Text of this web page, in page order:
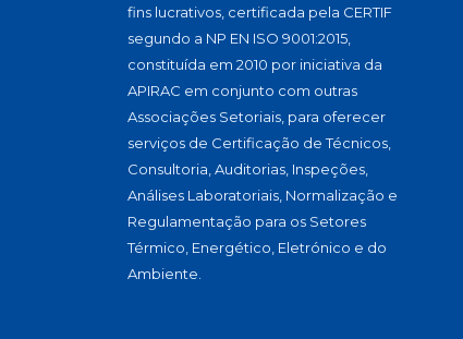
fins lucrativos, certificada pela CERTIF
segundo a NP EN ISO 9001:2015,
constituída em 2010 por iniciativa da
APIRAC em conjunto com outras
Associações Setoriais, para oferecer
serviços de Certificação de Técnicos,
Consultoria, Auditorias, Inspeções,
Análises Laboratoriais, Normalização e
Regulamentação para os Setores
Térmico, Energético, Eletrónico e do
Ambiente.